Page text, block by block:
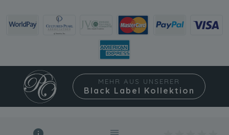
MEHR AUS UNSERER
Black Label Kollektion